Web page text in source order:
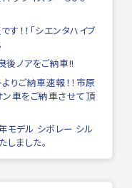
！！「シエンタハイブ
ノアをご納車!!
りご納車速報！！市原
車をご納車させて頂
デル シボレー シル
しました。